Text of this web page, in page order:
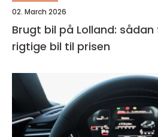
02. March 2026
Brugt bil på Lolland:
rigtige bil til prisen